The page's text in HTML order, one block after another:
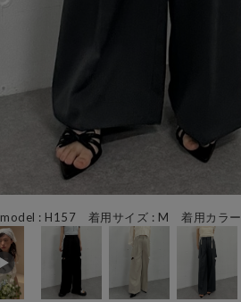
model : H157 着用サイズ : M 着用カラー